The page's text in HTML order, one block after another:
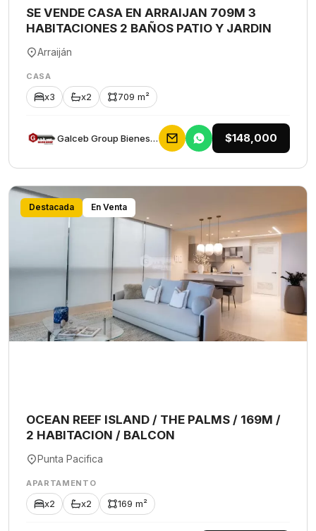
SE VENDE CASA EN ARRAIJAN 709M 3
HABITACIONES 2 BAÑOS PATIO Y JARDIN
Arraiján
CASA
x3 x2 709 m²
Galceb Group Bienes Raices $148,000
Destacada En Venta
OCEAN REEF ISLAND / THE PALMS / 169M /
2 HABITACION / BALCON
Punta Pacifica
APARTAMENTO
x2 x2 169 m²